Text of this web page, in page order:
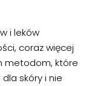
i leków
coraz więcej
metodom, które
skóry i nie